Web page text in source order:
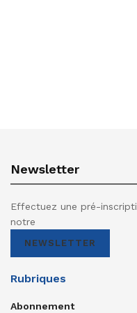
Newsletter
Effectuez une pré-
notre
NEWSLETTER
Rubriques
Abonnement